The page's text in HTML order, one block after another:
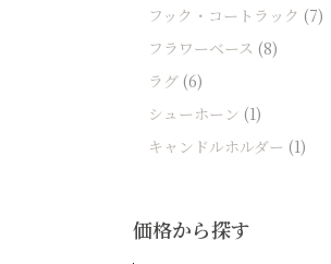
フック・コートラック (7)
フラワーベース (8)
ラグ (6)
シューホーン (1)
キャンドルホルダー (1)
価格から探す